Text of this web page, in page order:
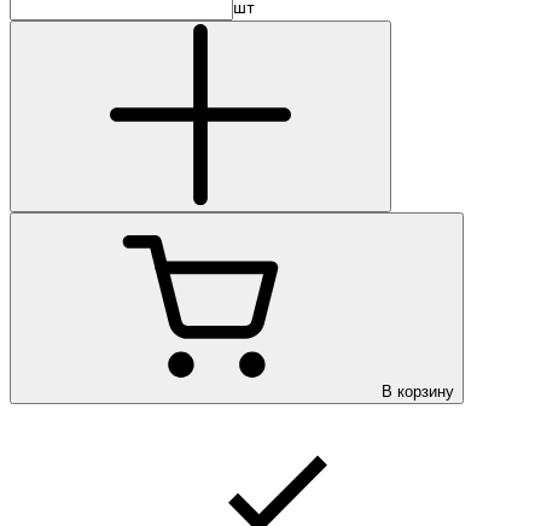
шт
В корзину